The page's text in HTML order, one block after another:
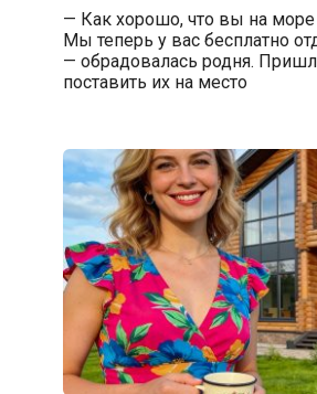
— Как хорошо, что вы на
Мы теперь у вас бесплатно
— обрадовалась родня.
поставить их на место